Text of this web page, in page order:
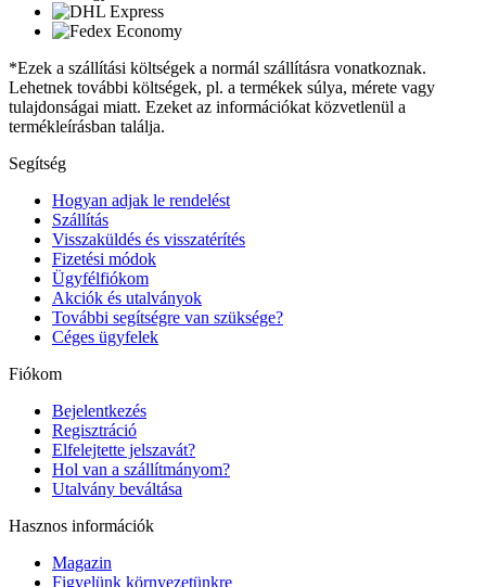
*Ezek a szállítási költségek a normál szállításra vonatkoznak.
Lehetnek további költségek, pl. a termékek súlya, mérete vagy
tulajdonságai miatt. Ezeket az információkat közvetlenül a
termékleírásban találja.
Segítség
Hogyan adjak le rendelést
Szállítás
Visszaküldés és visszatérítés
Fizetési módok
Ügyfélfiókom
Akciók és utalványok
További segítségre van szüksége?
Céges ügyfelek
Fiókom
Bejelentkezés
Regisztráció
Elfelejtette jelszavát?
Hol van a szállítmányom?
Utalvány beváltása
Hasznos információk
Magazin
Figyelünk környezetünkre